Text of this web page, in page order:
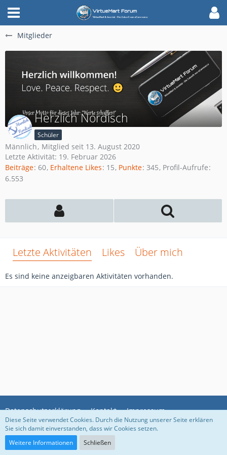
Mitglieder
Herzlich Nordisch
Schüler
Männlich Mitglied seit 13. August 2020
Letzte Aktivität: 19. Februar 2026
Beiträge 60 Erhaltene Likes 15 Punkte 345 Profil-Aufrufe
6.553
Letzte Aktivitäten Likes Über mich
Es sind keine anzeigbaren Aktivitäten vorhanden.
Datenschutzerklärung Kontakt Impressum
Community-Software:
Diese Seite verwendet Cookies. Durch die Nutzung unserer Seite erklären
Sie sich damit einverstanden, dass wir Cookies setzen.
Weitere Informationen
Schließen